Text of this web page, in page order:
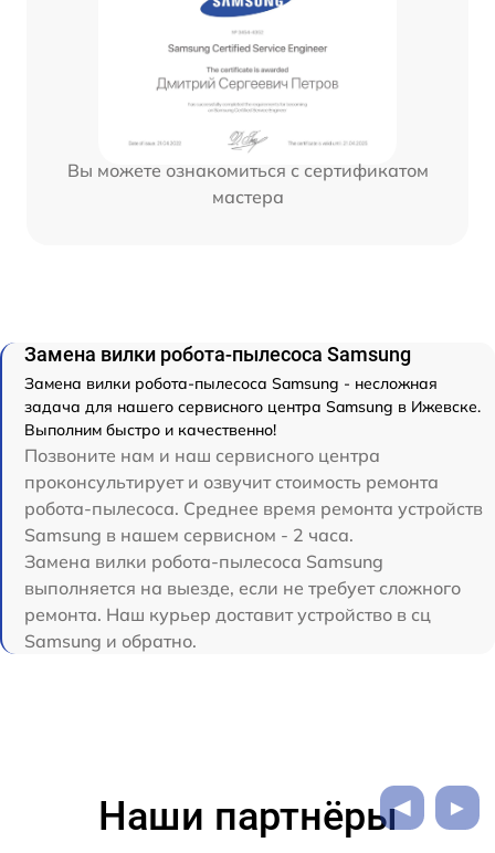
Вы можете ознакомиться с сертификатом
мастера
Замена вилки робота-пылесоса Samsung
Замена вилки робота-пылесоса Samsung - несложная
задача для нашего сервисного центра Samsung в Ижевске.
Выполним быстро и качественно!
Позвоните нам и наш сервисного центра
проконсультирует и озвучит стоимость ремонта
робота-пылесоса. Среднее время ремонта устройств
Samsung в нашем сервисном - 2 часа.
Замена вилки робота-пылесоса Samsung
выполняется на выезде, если не требует сложного
ремонта. Наш курьер доставит устройство в сц
Samsung и обратно.
Наши партнёры